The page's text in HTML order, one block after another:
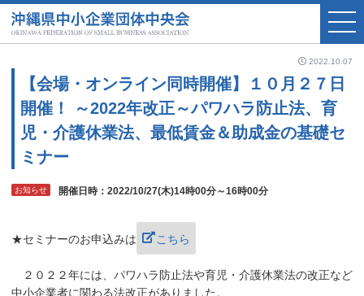
2022.10.07
【会場・オンライン同時開催】１０月２７日
開催！ ～2022年改正～パワハラ防止法、育
児・介護休業法、最低賃金＆助成金の基礎セ
ミナー
お知らせ 開催日時：2022/10/27(木)14時00分～16時00分
★セミナーのお申込みは こちら
２０２２年には、パワハラ防止法や育児・介護休業法の改正など
中小企業者に関わる法改正がありました。